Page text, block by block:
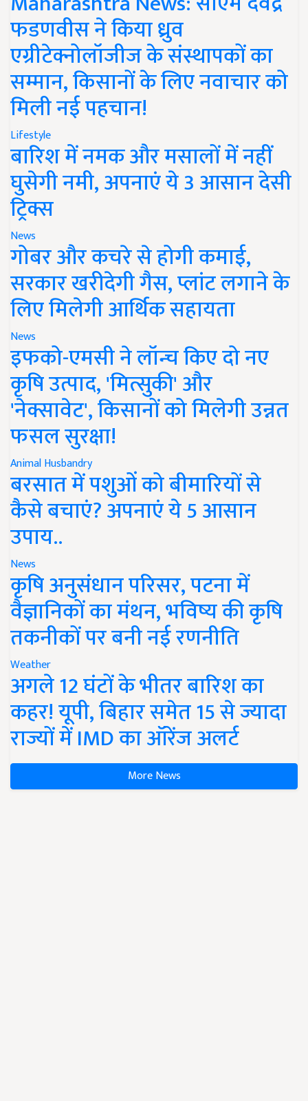
फडणवीस ने किया ध्रुव
एग्रीटेक्नोलॉजीज के संस्थापकों का
सम्मान, किसानों के लिए नवाचार को
मिली नई पहचान!
Lifestyle
बारिश में नमक और मसालों में नहीं
घुसेगी नमी, अपनाएं ये 3 आसान देसी
ट्रिक्स
News
गोबर और कचरे से होगी कमाई,
सरकार खरीदेगी गैस, प्लांट लगाने के
लिए मिलेगी आर्थिक सहायता
News
इफको-एमसी ने लॉन्च किए दो नए
कृषि उत्पाद, 'मित्सुकी' और
'नेक्सावेट', किसानों को मिलेगी उन्नत
फसल सुरक्षा!
Animal Husbandry
बरसात में पशुओं को बीमारियों से
कैसे बचाएं? अपनाएं ये 5 आसान
उपाय..
News
कृषि अनुसंधान परिसर, पटना में
वैज्ञानिकों का मंथन, भविष्य की कृषि
तकनीकों पर बनी नई रणनीति
Weather
अगले 12 घंटों के भीतर बारिश का
कहर! यूपी, बिहार समेत 15 से ज्यादा
राज्यों में IMD का ऑरेंज अलर्ट
More News